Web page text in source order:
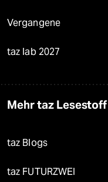
Vergangene
taz lab 2027
Mehr taz Lesestoff
taz Blogs
taz FUTURZWEI